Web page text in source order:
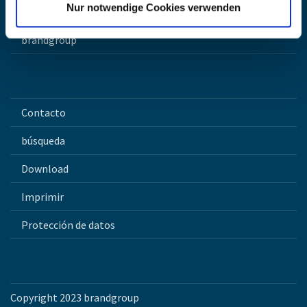
Nur notwendige Cookies verwenden
brandgroup
Contacto
búsqueda
Download
Imprimir
Protección de datos
Copyright 2023 brandgroup